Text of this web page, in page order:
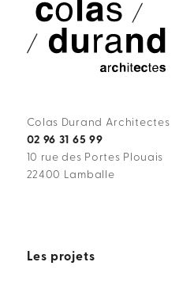
Colas Durand Architectes
02 96 31 65 99
10 rue des Portes Plouais
22400 Lamballe
Les projets